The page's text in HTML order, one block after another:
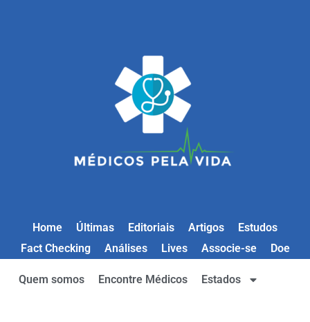
Home Últimas Editoriais Artigos
Estudos
Fact Checking
Análises Lives Associe-se Doe
Quem somos Encontre Médicos Estados